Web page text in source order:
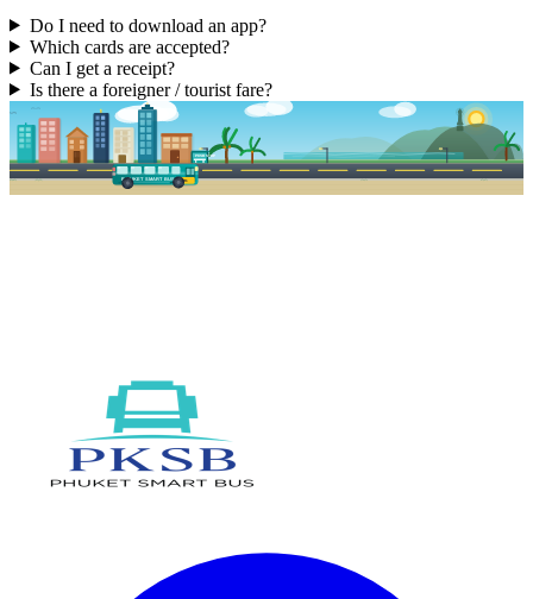
Do I need to download an app?
Which cards are accepted?
Can I get a receipt?
Is there a foreigner / tourist fare?
PKSB STOP
PHUKET SMART BUS